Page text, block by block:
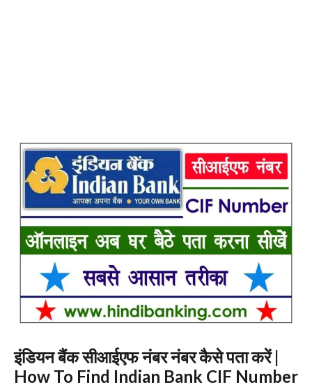
इंडियन बैंक सीआईएफ नंबर नंबर कैसे पता करें |
How To Find Indian Bank CIF Number